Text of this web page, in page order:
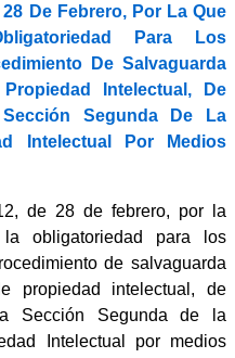
De Febrero, Por La Que
Para Los
De Salvaguarda
Intelectual, De
Segunda De La
Intelectual Por Medios
de 28 de febrero, por la
obligatoriedad para los
de salvaguarda
propiedad intelectual, de
Sección Segunda de la
Intelectual por medios